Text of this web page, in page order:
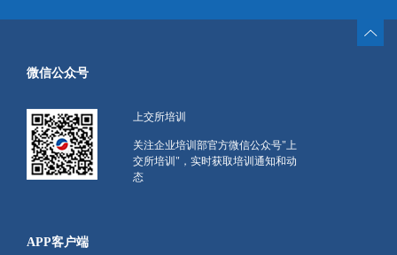
微信公众号
上交所培训
关注企业培训部官方微信公众号"上
交所培训"，实时获取培训通知和动
态
APP客户端